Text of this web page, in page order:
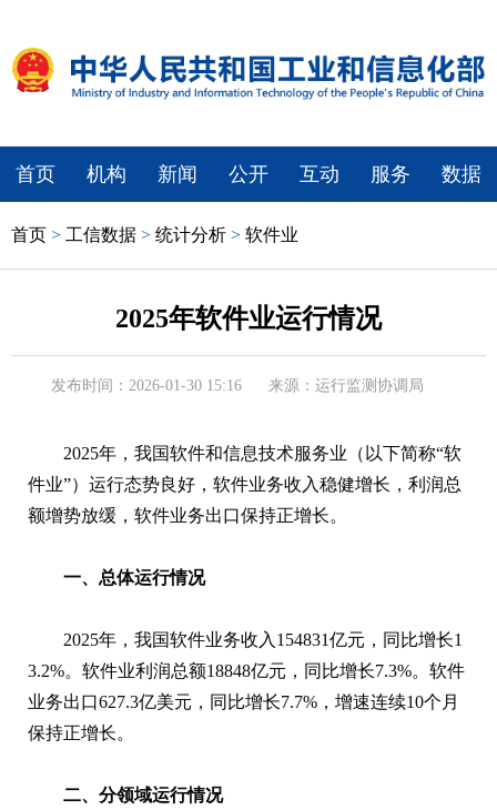
首页 机构 新闻 公开 互动 服务 数据
首页 > 工信数据 > 统计分析 > 软件业
2025年软件业运行情况
发布时间：2026-01-30 15:16 来源：运行监测协调局
2025年，我国软件和信息技术服务业（以下简称“软
件业”）运行态势良好，软件业务收入稳健增长，利润总
额增势放缓，软件业务出口保持正增长。
一、总体运行情况
2025年，我国软件业务收入154831亿元，同比增长1
3.2%。软件业利润总额18848亿元，同比增长7.3%。软件
业务出口627.3亿美元，同比增长7.7%，增速连续10个月
保持正增长。
二、分领域运行情况